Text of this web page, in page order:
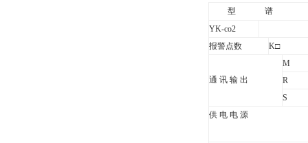
型
谱
YK-co2
报警点数
K□
通 讯 输 出
M
R
S
供 电 电 源